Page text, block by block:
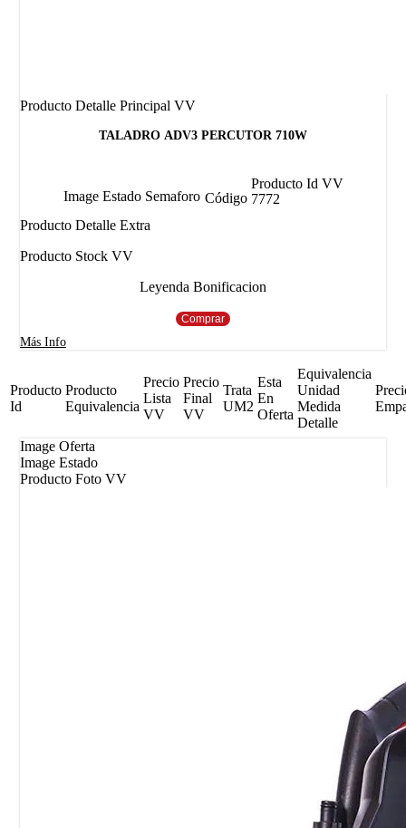
Producto Detalle Principal VV
TALADRO ADV3 PERCUTOR 710W
Image Estado Semaforo Código
Producto Id VV
7772
Producto Detalle Extra
Producto Stock VV
Leyenda Bonificacion
Comprar
Más Info
Producto
Id
Producto
Equivalencia
Precio
Lista
VV
Precio
Final
VV
Trata
UM2
Esta
En
Oferta
Equivalencia
Unidad
Medida
Detalle
Image Oferta
Image Estado
Producto Foto VV